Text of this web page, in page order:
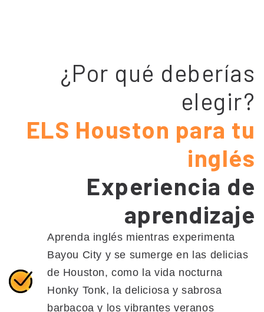
¿Por qué deberías
elegir?
ELS Houston para tu
inglés
Experiencia de
aprendizaje
Aprenda inglés mientras experimenta
Bayou City y se sumerge en las delicias
de Houston, como la vida nocturna
Honky Tonk, la deliciosa y sabrosa
barbacoa y los vibrantes veranos